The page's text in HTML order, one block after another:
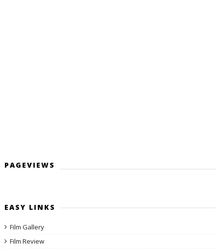
PAGEVIEWS
EASY LINKS
Film Gallery
Film Review